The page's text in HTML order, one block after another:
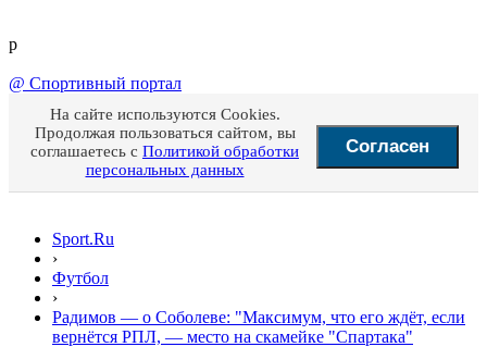
p
@ Спортивный портал
На сайте используются Cookies.
Продолжая пользоваться сайтом, вы
соглашаетесь с Политикой обработки
персональных данных
Согласен
Sport.Ru
›
Футбол
›
Радимов — о Соболеве: "Максимум, что его ждёт, если
вернётся РПЛ, — место на скамейке "Спартака"